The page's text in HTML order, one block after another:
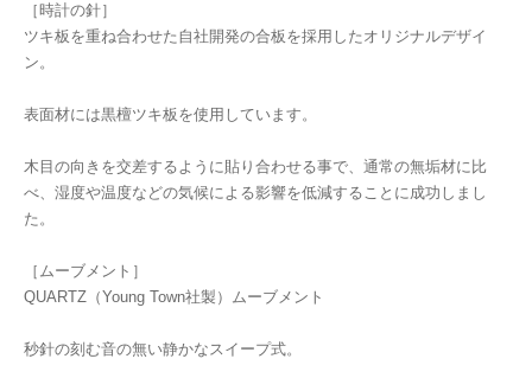
［時計の針］
ツキ板を重ね合わせた自社開発の合板を採用したオリジナルデザイ
ン。
表面材には黒檀ツキ板を使用しています。
木目の向きを交差するように貼り合わせる事で、通常の無垢材に比
べ、湿度や温度などの気候による影響を低減することに成功しまし
た。
［ムーブメント］
QUARTZ（Young Town社製）ムーブメント
秒針の刻む音の無い静かなスイープ式。